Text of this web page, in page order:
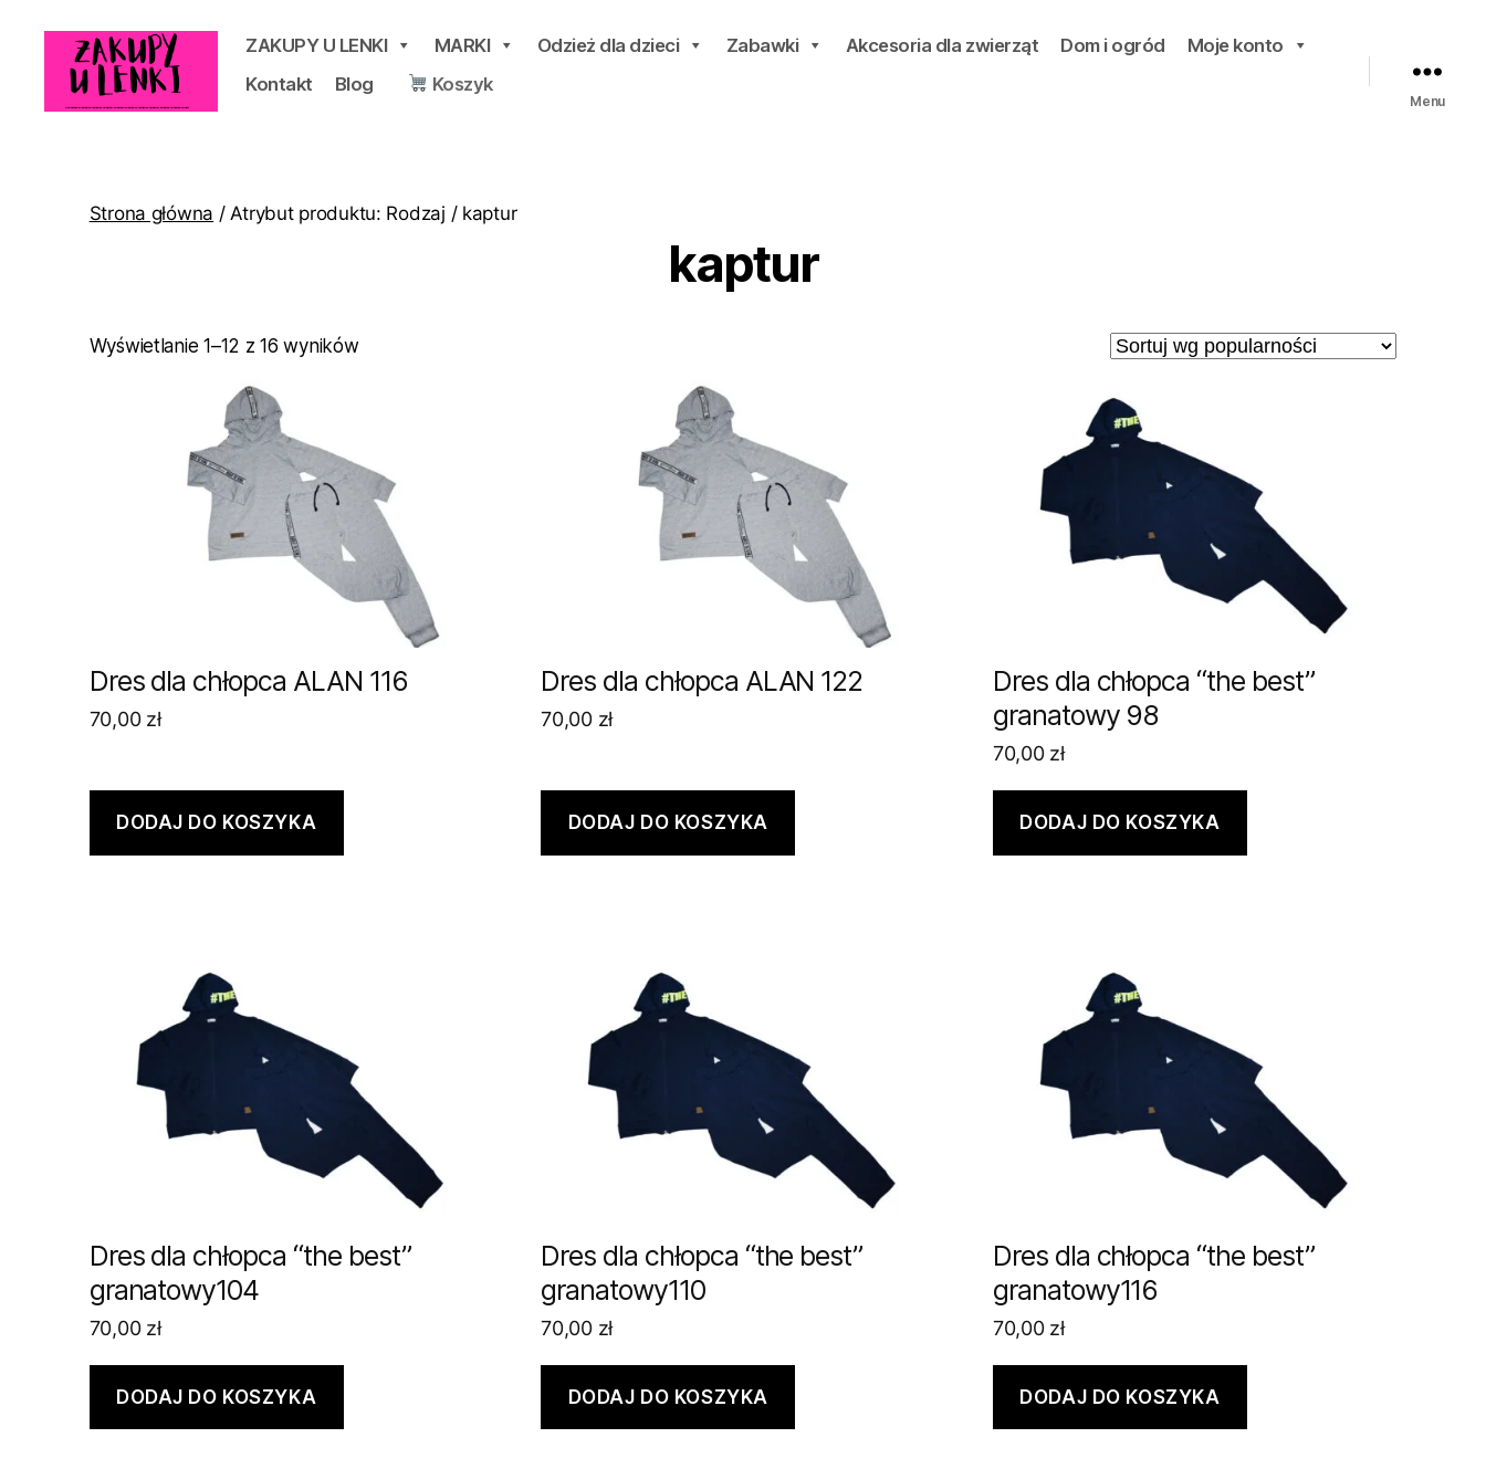
ZAKUPY U LENKI MARKI Odzież dla dzieci Zabawki Akcesoria dla zwierząt Dom i ogród
Moje konto
Kontakt
Blog Koszyk
Menu
Strona główna / Atrybut produktu: Rodzaj / kaptur
kaptur
Wyświetlanie 1–12 z 16 wynikówPosortowane
Dres dla chłopca ALAN 116
70,00 zł
DODAJ DO KOSZYKA
Dres dla chłopca ALAN 122
70,00 zł
DODAJ DO KOSZYKA
Dres dla chłopca “the best”
granatowy 98
70,00 zł
DODAJ DO KOSZYKA
Dres dla chłopca “the best”
granatowy104
70,00 zł
DODAJ DO KOSZYKA
Dres dla chłopca “the best”
granatowy110
70,00 zł
DODAJ DO KOSZYKA
Dres dla chłopca “the best”
granatowy116
70,00 zł
DODAJ DO KOSZYKA